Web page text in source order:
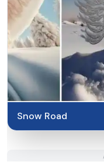
Snow Road